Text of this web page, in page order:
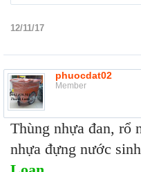
12/11/17
phuocdat02
Member
Thùng nhựa đan, rổ
nhựa đựng nước